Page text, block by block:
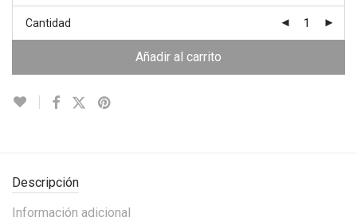
Cantidad
Añadir al carrito
Descripción
Información adicional